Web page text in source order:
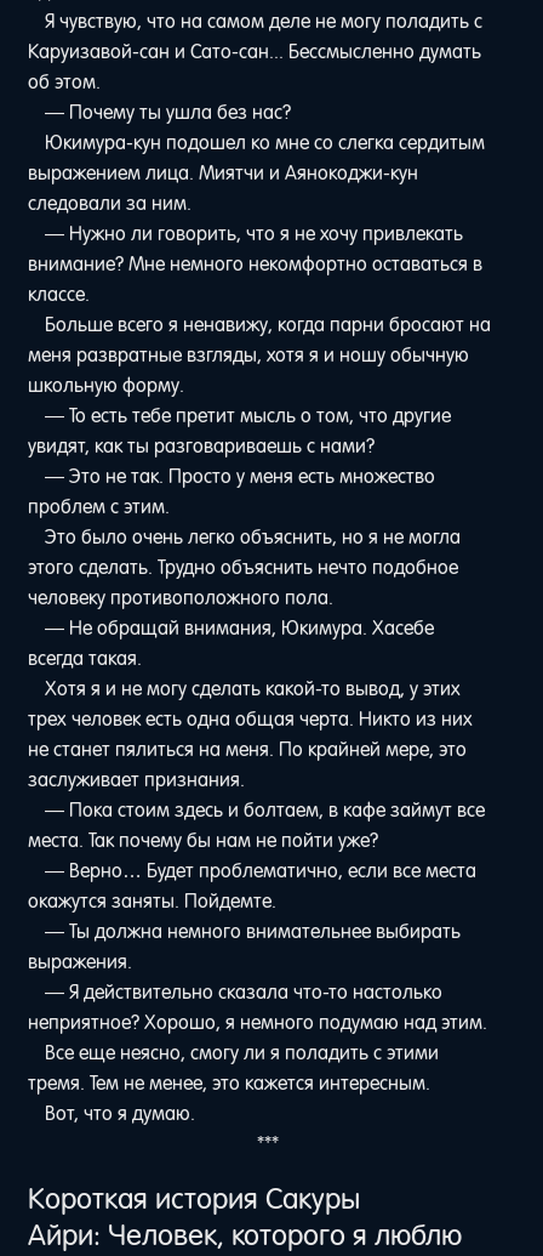
Я чувствую, что на самом деле не могу поладить с
Каруизавой-сан и Сато-сан... Бессмысленно думать
об этом.
— Почему ты ушла без нас?
Юкимура-кун подошел ко мне со слегка сердитым
выражением лица. Миятчи и Аянокоджи-кун
следовали за ним.
— Нужно ли говорить, что я не хочу привлекать
внимание? Мне немного некомфортно оставаться в
классе.
Больше всего я ненавижу, когда парни бросают на
меня развратные взгляды, хотя я и ношу обычную
школьную форму.
— То есть тебе претит мысль о том, что другие
увидят, как ты разговариваешь с нами?
— Это не так. Просто у меня есть множество
проблем с этим.
Это было очень легко объяснить, но я не могла
этого сделать. Трудно объяснить нечто подобное
человеку противоположного пола.
— Не обращай внимания, Юкимура. Хасебе
всегда такая.
Хотя я и не могу сделать какой-то вывод, у этих
трех человек есть одна общая черта. Никто из них
не станет пялиться на меня. По крайней мере, это
заслуживает признания.
— Пока стоим здесь и болтаем, в кафе займут все
места. Так почему бы нам не пойти уже?
— Верно… Будет проблематично, если все места
окажутся заняты. Пойдемте.
— Ты должна немного внимательнее выбирать
выражения.
— Я действительно сказала что-то настолько
неприятное? Хорошо, я немного подумаю над этим.
Все еще неясно, смогу ли я поладить с этими
тремя. Тем не менее, это кажется интересным.
Вот, что я думаю.
***
Короткая история Сакуры
Айри: Человек, которого я люблю